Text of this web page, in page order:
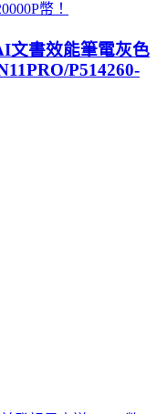
幣！
文書效能筆電灰色
P514260-